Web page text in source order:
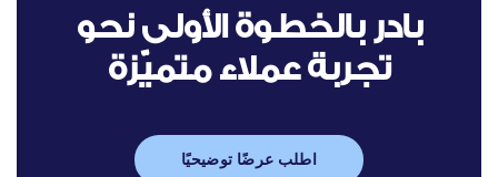
بادر بالخطوة الأولى نحو
تجربة عملاء متميّزة
اطلب عرضًا توضيحيًا